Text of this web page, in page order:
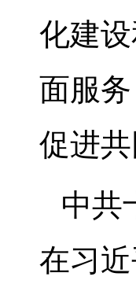
化建
面服
促进共
中共
在习